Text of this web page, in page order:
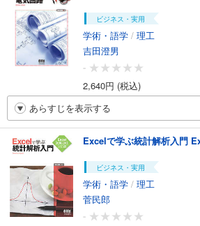
ビジネス・実用
学術・語学 / 理工
吉田澄男
-
2,640円 (税込)
あらすじを表示する
Excelで学ぶ統計解析入門
ビジネス・実用
学術・語学 / 理工
菅民郎
-